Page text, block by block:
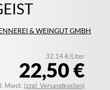
& WEINGUT GMBH
22,50 €
32,14 €/Liter
Mwst. (zzgl. Versandkosten)